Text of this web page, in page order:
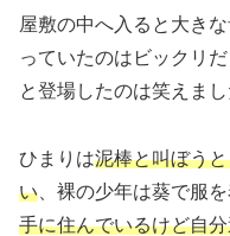
屋敷の中へ入ると大き
っていたのはビックリ
と登場したのは笑えまし
ひまりは泥棒と叫ぼう
い 、裸の少年は葵で服
手に住んでいるけど自